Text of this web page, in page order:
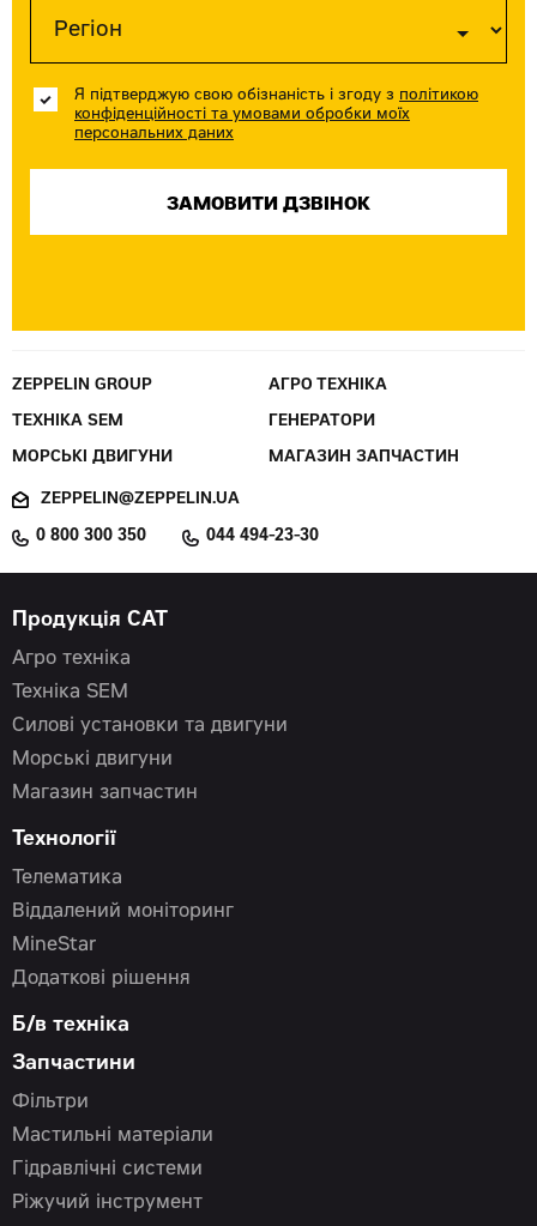
Я підтверджую свою обізнаність і згоду з політикою
конфіденційності та умовами обробки моїх
персональних даних
ZEPPELIN GROUP АГРО ТЕХНІКА
ТЕХНІКА SEM ГЕНЕРАТОРИ
МОРСЬКІ ДВИГУНИ МАГАЗИН ЗАПЧАСТИН
ZEPPELIN@ZEPPELIN.UA
0 800 300 350 044 494-23-30
Продукція CAT
Агро техніка
Техніка SEM
Силові установки та двигуни
Морські двигуни
Магазин запчастин
Технології
Телематика
Віддалений моніторинг
MineStar
Додаткові рішення
Б/в техніка
Запчастини
Фільтри
Мастильні матеріали
Гідравлічні системи
Ріжучий інструмент